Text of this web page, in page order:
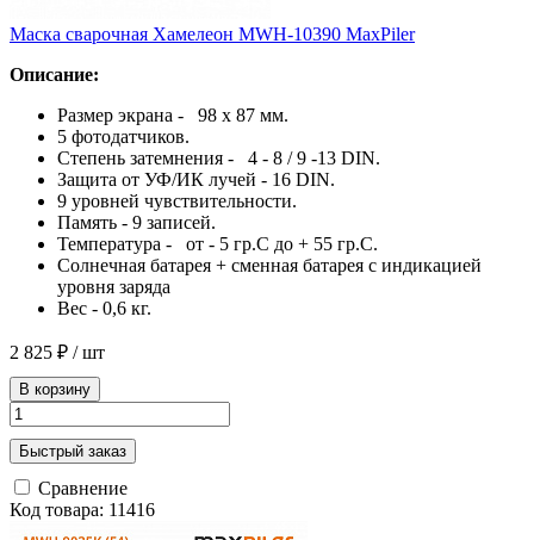
Маска сварочная Хамелеон MWH-10390 MaxPiler
Описание:
Размер экрана - 98 х 87 мм.
5 фотодатчиков.
Степень затемнения - 4 - 8 / 9 -13 DIN.
Защита от УФ/ИК лучей - 16 DIN.
9 уровней чувствительности.
Память - 9 записей.
Температура - от - 5 гр.С до + 55 гр.С.
Солнечная батарея + сменная батарея с индикацией
уровня заряда
Вес - 0,6 кг.
2 825 ₽ / шт
В корзину
Быстрый заказ
Сравнение
Код товара: 11416